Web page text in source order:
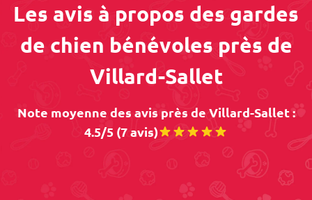
Les avis à propos des gardes
de chien bénévoles près de
Villard-Sallet
Note moyenne des avis près de Villard-Sallet :
4.5/5 (7 avis)